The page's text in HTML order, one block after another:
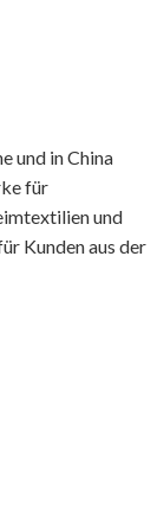
und in China
für
und
Kunden aus der